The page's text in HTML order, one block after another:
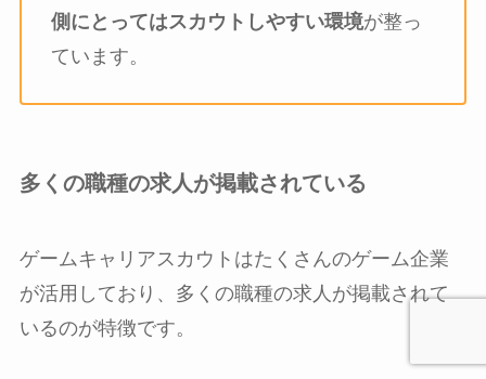
側にとってはスカウトしやすい環境が整っ
ています。
多くの職種の求人が掲載されている
ゲームキャリアスカウトはたくさんのゲーム企業
が活用しており、多くの職種の求人が掲載されて
いるのが特徴です。